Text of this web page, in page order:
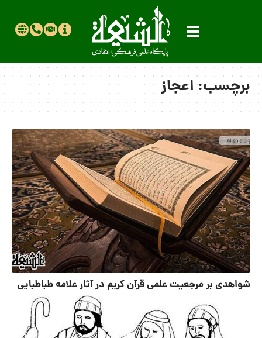
برچسب:اعجاز
شواهدی بر مرجعیت علمی قرآن کریم در آثار علامه طباطبایی